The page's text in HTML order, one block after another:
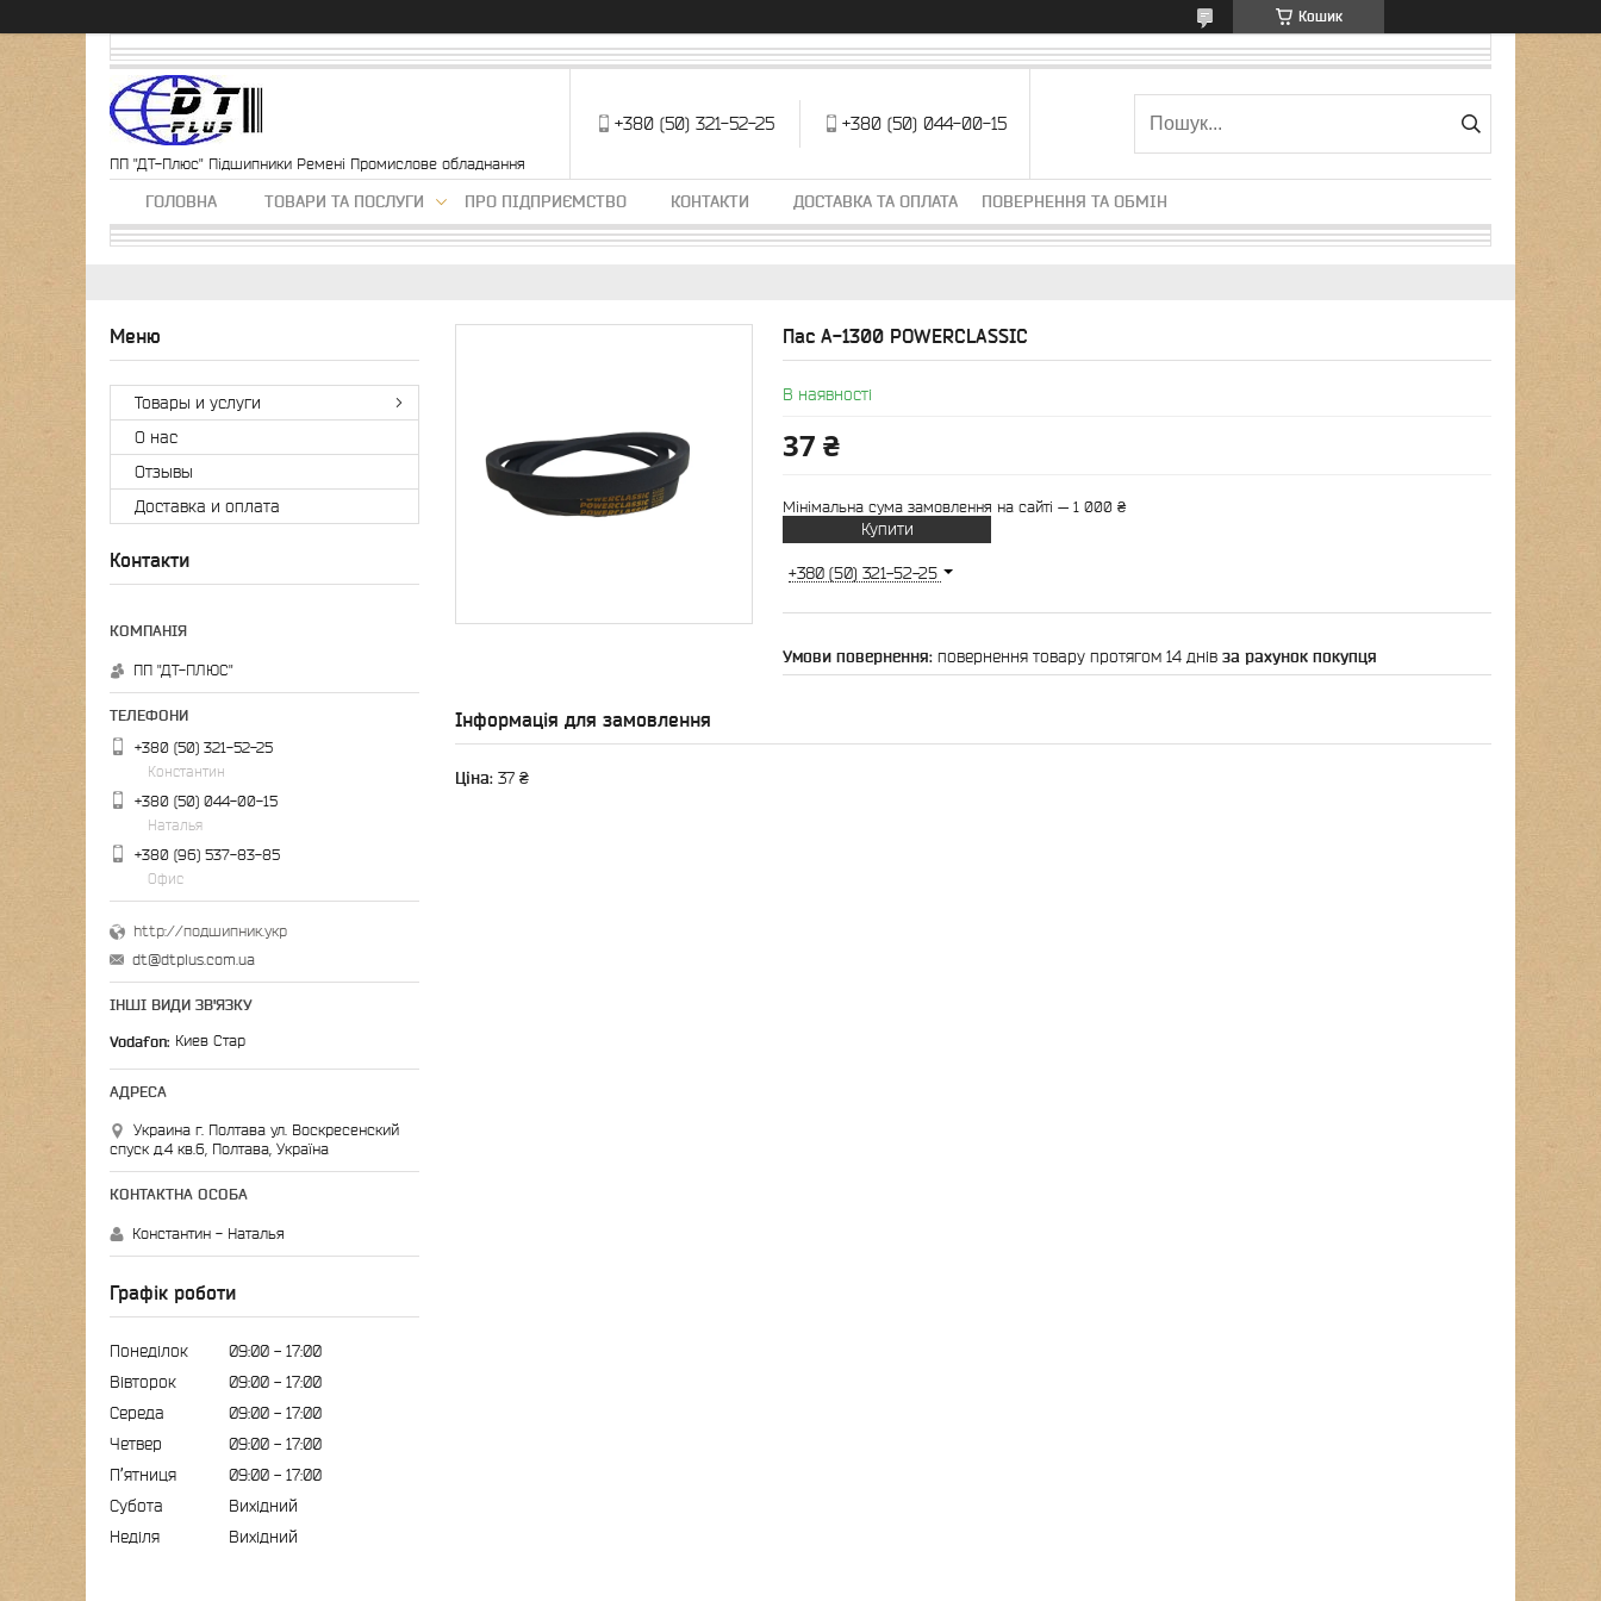
Кошик
ПП "ДТ-Плюс" Підшипники Ремені Промислове обладнання
+380 (50) 321-52-25 +380 (50) 044-00-15
ГОЛОВНА ТОВАРИ ТА ПОСЛУГИ ПРО ПІДПРИЄМСТВО КОНТАКТИ ДОСТАВКА ТА ОПЛАТА ПОВЕРНЕННЯ ТА ОБМІН
Пас А-1300 POWERCLASSIC
В наявності
37 ₴
Мінімальна сума замовлення на сайті — 1 000 ₴
Купити
+380 (50) 321-52-25
повернення товару протягом 14 днів за рахунок покупця
Інформація для замовлення
Ціна: 37 ₴
Товары и услуги
О нас
Отзывы
Доставка и оплата
Контакти
ПП "ДТ-ПЛЮС"
+380 (50) 321-52-25
Константин
+380 (50) 044-00-15
Наталья
+380 (96) 537-83-85
Офис
http://подшипник.укр
dt@dtplus.com.ua
ІНШІ ВИДИ ЗВ'ЯЗКУ
Vodafon Киев Стар
Украина г. Полтава ул. Воскресенский
спуск д.4 кв.6, Полтава, Україна
Константин - Наталья
Графік роботи
Понеділок 09:00
17:00
Вівторок
09:00
17:00
Середа
09:00
17:00
Четвер
09:00
17:00
Пʼятниця
09:00
17:00
Субота
Вихідний
Неділя
Вихідний